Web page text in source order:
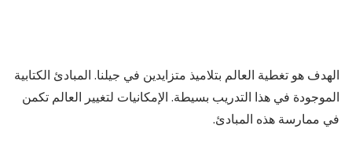
الهدف هو تغطية العالم بتلاميذ متزايدين في جيلنا. المبادئ الكتابية
الموجودة في هذا التدريب بسيطة. الإمكانيات لتغيير العالم تكمن
في ممارسة هذه المبادئ.